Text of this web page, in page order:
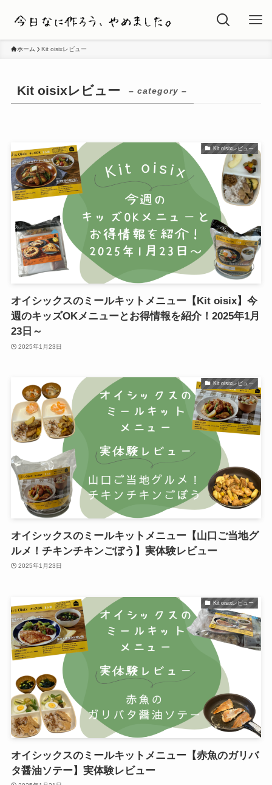
ホーム Kit oisixレビュー
Kit oisixレビュー – category –
Kit oisixレビュー
オイシックスのミールキットメニュー【Kit oisix】今
週のキッズOKメニューとお得情報を紹介！2025年1月
23日～
2025年1月23日
Kit oisixレビュー
オイシックスのミールキットメニュー【山口ご当地グ
ルメ！チキンチキンごぼう】実体験レビュー
2025年1月23日
Kit oisixレビュー
オイシックスのミールキットメニュー【赤魚のガリバ
タ醤油ソテー】実体験レビュー